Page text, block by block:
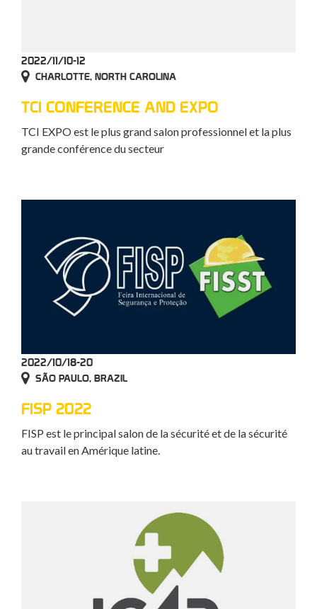
2022/11/10-12
CHARLOTTE, NORTH CAROLINA
TCI CONFERENCE AND EXPO
TCI EXPO est le plus grand salon professionnel et la plus
grande conférence du secteur
2022/10/18-20
SÃO PAULO, BRAZIL
FISP 2022
FISP est le principal salon de la sécurité et de la sécurité
au travail en Amérique latine.